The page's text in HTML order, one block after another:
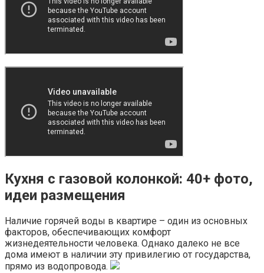
Кухня с газовой колонкой: 40+ фото,
идеи размещения
Наличие горячей воды в квартире – один из основных
факторов, обеспечивающих комфорт
жизнедеятельности человека. Однако далеко не все
дома имеют в наличии эту привилегию от государства,
прямо из водопровода.